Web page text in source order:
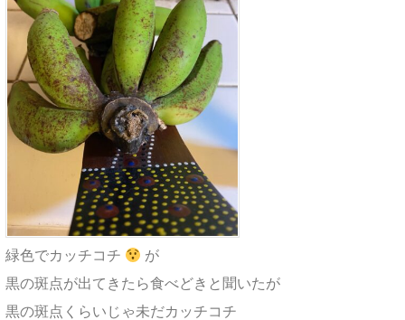
緑色でカッチコチ
が
黒の斑点が出てきたら食べどきと聞いたが
黒の斑点くらいじゃ未だカッチコチ